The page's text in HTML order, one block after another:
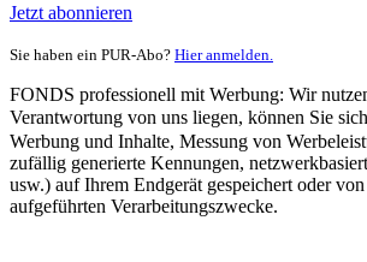
Jetzt abonnieren
Sie haben ein PUR-Abo? Hier anmelden.
FONDS professionell mit Werbung: Wir
Verantwortung von uns liegen, können Sie
Werbung und Inhalte, Messung von
zufällig generierte Kennungen,
usw.) auf Ihrem Endgerät gespeichert oder
aufgeführten Verarbeitungszwecke.